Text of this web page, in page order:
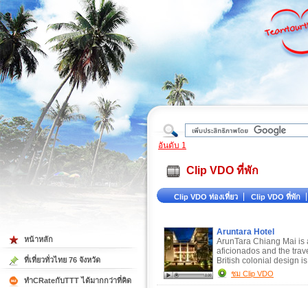
ต้
อันดับ 1
Clip VDO ที่พัก
Clip VDO ท่องเที่ยว Clip VDO ที่พัก
Aruntara Hotel
ArunTara Chiang Mai is
aficionados and the
British colonial design
ชม Clip VDO
หน้าหลัก
ที่เที่ยวทั่วไทย 76 จังหวัด
ทำCRateกับTTT ได้มากกว่าที่คิด